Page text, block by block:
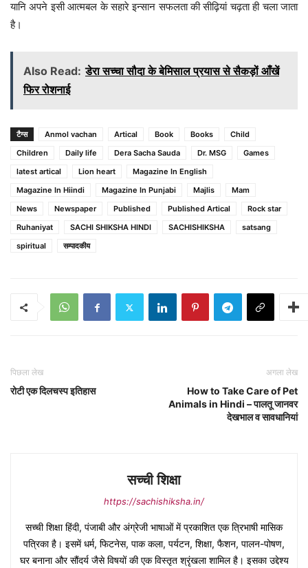
यानि अपने इसी आत्मबल के सहारे इन्सान सफलता की सीढ़ियां चढ़ता ही चला जाता
है।
Also Read: डेरा सच्चा सौदा के बेमिसाल प्रयास से सैकड़ों आँखें
फिर रोशनाई
टैग्स Anmol vachan Artical Book Books
Child
Children
Daily life Dera Sacha Sauda Dr. MSG
Games
latest artical
Lion heart
Magazine In English
Magazine In Hiindi
Magazine In Punjabi Majlis
Mam
News
Newspaper Published Published Artical
Rock star
Ruhaniyat
SACHI SHIKSHA HINDI SACHISHIKSHA
satsang
spiritual
सम्पादकीय
पिछला लेख
रोटी एक दिलचस्प इतिहास
अगला लेख
How to Take Care of Pet
Animals in Hindi – पालतू जानवर
देखभाल व सावधानियां
सच्ची शिक्षा
https://sachishiksha.in/
सच्ची शिक्षा हिंदी, पंजाबी और अंग्रेजी भाषाओं में प्रकाशित एक त्रिभाषी मासिक
पत्रिका है। इसमें धर्म, फिटनेस, पाक कला, पर्यटन, शिक्षा, फैशन, पालन-पोषण,
घर बनाना और सौंदर्य जैसे विषयों की एक विस्तृत श्रृंखला शामिल है। इसका उद्देश्य